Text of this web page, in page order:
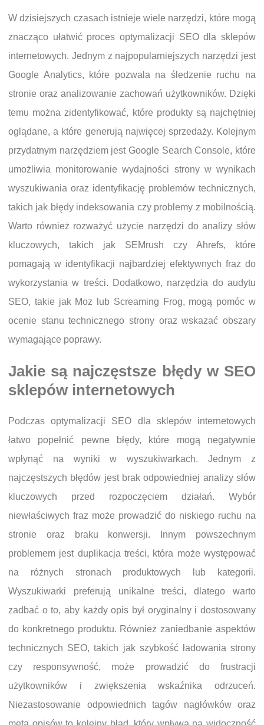
W dzisiejszych czasach istnieje wiele narzędzi, które mogą
znacząco ułatwić proces optymalizacji SEO dla sklepów
internetowych. Jednym z najpopularniejszych narzędzi jest
Google Analytics, które pozwala na śledzenie ruchu na
stronie oraz analizowanie zachowań użytkowników. Dzięki
temu można zidentyfikować, które produkty są najchętniej
oglądane, a które generują najwięcej sprzedaży. Kolejnym
przydatnym narzędziem jest Google Search Console, które
umożliwia monitorowanie wydajności strony w wynikach
wyszukiwania oraz identyfikację problemów technicznych,
takich jak błędy indeksowania czy problemy z mobilnością.
Warto również rozważyć użycie narzędzi do analizy słów
kluczowych, takich jak SEMrush czy Ahrefs, które
pomagają w identyfikacji najbardziej efektywnych fraz do
wykorzystania w treści. Dodatkowo, narzędzia do audytu
SEO, takie jak Moz lub Screaming Frog, mogą pomóc w
ocenie stanu technicznego strony oraz wskazać obszary
wymagające poprawy.
Jakie są najczęstsze błędy w SEO
sklepów internetowych
Podczas optymalizacji SEO dla sklepów internetowych
łatwo popełnić pewne błędy, które mogą negatywnie
wpłynąć na wyniki w wyszukiwarkach. Jednym z
najczęstszych błędów jest brak odpowiedniej analizy słów
kluczowych przed rozpoczęciem działań. Wybór
niewłaściwych fraz może prowadzić do niskiego ruchu na
stronie oraz braku konwersji. Innym powszechnym
problemem jest duplikacja treści, która może występować
na różnych stronach produktowych lub kategorii.
Wyszukiwarki preferują unikalne treści, dlatego warto
zadbać o to, aby każdy opis był oryginalny i dostosowany
do konkretnego produktu. Również zaniedbanie aspektów
technicznych SEO, takich jak szybkość ładowania strony
czy responsywność, może prowadzić do frustracji
użytkowników i zwiększenia wskaźnika odrzuceń.
Niezastosowanie odpowiednich tagów nagłówków oraz